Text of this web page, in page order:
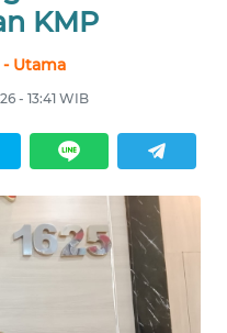
KMP
Utama
- 13:41 WIB